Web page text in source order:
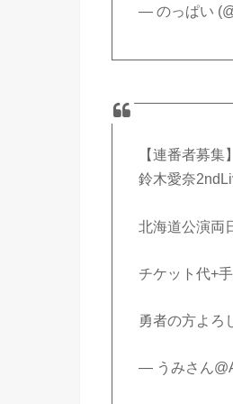
— のっぱい
【連番者募集】
鈴木愛奈
北海道公演両
チケット代+
勇者の方よろ
— うみさん